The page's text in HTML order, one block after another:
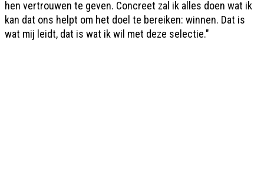
hen vertrouwen te geven. Concreet zal ik alles doen wat ik
kan dat ons helpt om het doel te bereiken: winnen. Dat is
wat mij leidt, dat is wat ik wil met deze selectie."